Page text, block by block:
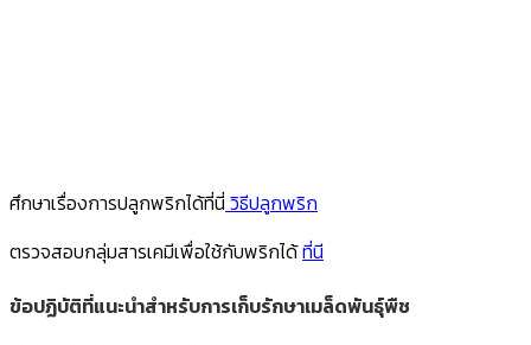
ศึกษาเรื่องการปลูกพริกได้ที่นี่ วิธีปลูกพริก
ตรวจสอบกลุ่มสารเคมีเพื่อใช้กับพริกได้ที่นี
ข้อปฏิบัติที่แนะนำสำหรับการเก็บรักษาเมล็ดพันธุ์พืช